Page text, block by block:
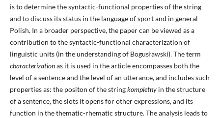
is to determine the syntactic-functional properties of the string
and to discuss its status in the language of sport and in general
Polish. In a broader perspective, the paper can be viewed as a
contribution to the syntactic-functional characterization of
linguistic units (in the understanding of Bogusławski). The term
characterizationas it is used in the article encompasses both the
level of a sentence and the level of an utterance, and includes such
properties as: the positon of the stringkompletnyin the structure
of a sentence, the slots it opens for other expressions, and its
function in the thematic-rhematic structure. The analysis leads to